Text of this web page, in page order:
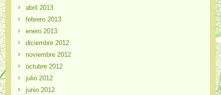
abril 2013
febrero 2013
enero 2013
diciembre 2012
noviembre 2012
octubre 2012
julio 2012
junio 2012